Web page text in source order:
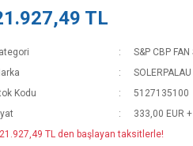
TL
S&P CBP FAN
SOLERPALAU
Kodu
5127135100
333,00 EUR
TL den başlayan taksitlerle!